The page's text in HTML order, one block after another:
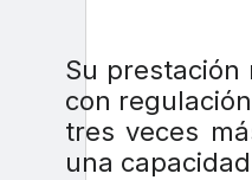
Su prestación
con
tres veces
una